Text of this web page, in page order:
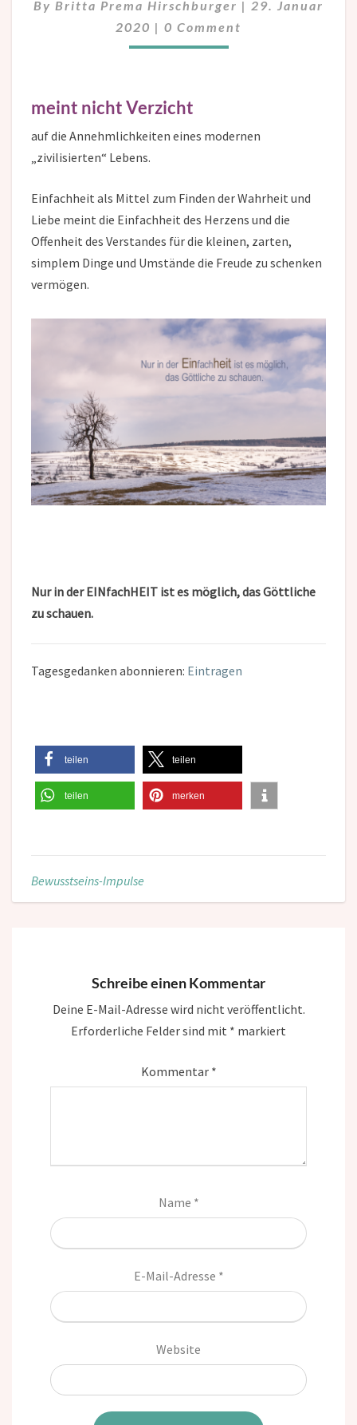
By Britta Prema Hirschburger | 29. Januar
2020 | Comments
0 Comment
meint nicht Verzicht
auf die Annehmlichkeiten eines modernen
„zivilisierten“ Lebens.
Einfachheit als Mittel zum Finden der Wahrheit und
Liebe meint die Einfachheit des Herzens und die
Offenheit des Verstandes für die kleinen, zarten,
simplem Dinge und Umstände die Freude zu schenken
vermögen.
Nur in der EINfachHEIT ist es möglich, das Göttliche
zu schauen.
Tagesgedanken abonnieren: Eintragen
teilen teilen
teilen merken
Bewusstseins-Impulse
Schreibe einen Kommentar
Deine E-Mail-Adresse wird nicht veröffentlicht.
Erforderliche Felder sind mit * markiert
Kommentar *
Name *
E-Mail-Adresse *
Website